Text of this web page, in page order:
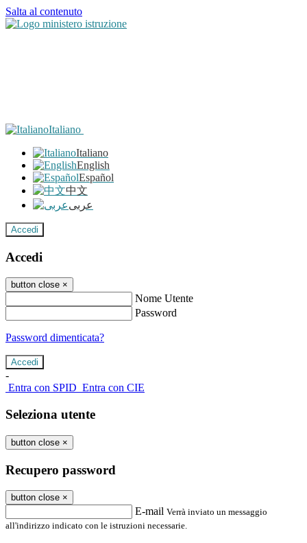
Salta al contenuto
Italiano
Italiano
English
Español
中文
عربى
Accedi
Accedi
button close ×
Nome Utente
Password
Password dimenticata?
-
Entra con SPID Entra con CIE
Seleziona utente
button close ×
Recupero password
button close ×
E-mail Verrà inviato un messaggio
all'indirizzo indicato con le istruzioni necessarie.